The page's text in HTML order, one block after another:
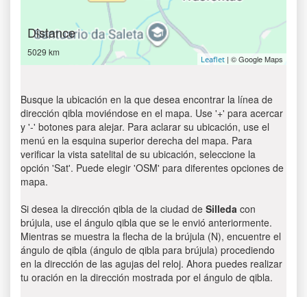
Distance
5029 km
Leaflet | © Google Maps
Busque la ubicación en la que desea encontrar la línea de
dirección qibla moviéndose en el mapa. Use '+' para acercar
y '-' botones para alejar. Para aclarar su ubicación, use el
menú en la esquina superior derecha del mapa. Para
verificar la vista satelital de su ubicación, seleccione la
opción 'Sat'. Puede elegir 'OSM' para diferentes opciones de
mapa.
Si desea la dirección qibla de la ciudad de Silleda con
brújula, use el ángulo qibla que se le envió anteriormente.
Mientras se muestra la flecha de la brújula (N), encuentre el
ángulo de qibla (ángulo de qibla para brújula) procediendo
en la dirección de las agujas del reloj. Ahora puedes realizar
tu oración en la dirección mostrada por el ángulo de qibla.